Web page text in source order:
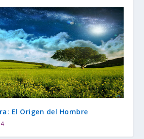
El Origen del Hombre